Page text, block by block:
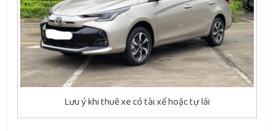
Lưu ý khi thuê xe có tài xế hoặc tự lái